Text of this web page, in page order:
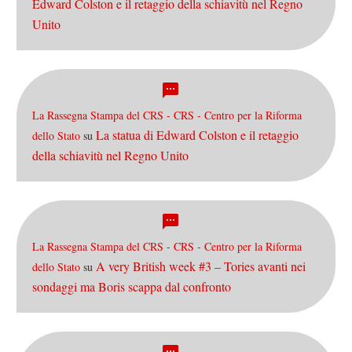
Unito
La Rassegna Stampa del CRS - CRS - Centro per la Riforma
dello Stato su La statua di Edward Colston e il retaggio
della schiavitù nel Regno Unito
La Rassegna Stampa del CRS - CRS - Centro per la Riforma
dello Stato su A very British week #3 – Tories avanti nei
sondaggi ma Boris scappa dal confronto